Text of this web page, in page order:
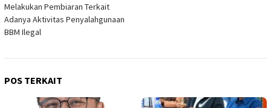
Melakukan Pembiaran Terkait
Adanya Aktivitas Penyalahgunaan
BBM Ilegal
POS TERKAIT